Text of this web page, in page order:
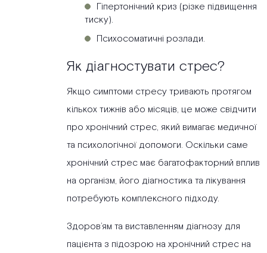
Гіпертонічний криз (різке підвищення
тиску).
Психосоматичні розлади.
Як діагностувати стрес?
Якщо симптоми стресу тривають протягом
кількох тижнів або місяців, це може свідчити
про хронічний стрес, який вимагає медичної
та психологічної допомоги. Оскільки саме
хронічний стрес має багатофакторний вплив
на організм, його діагностика та лікування
потребують комплексного підходу.
Здоров’ям та виставленням діагнозу для
пацієнта з підозрою на хронічний стрес на